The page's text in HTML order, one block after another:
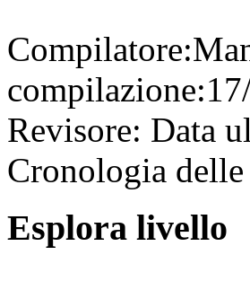
Compilatore:
compilazione:
Revisore: Data
Cronologia
Esplora livello